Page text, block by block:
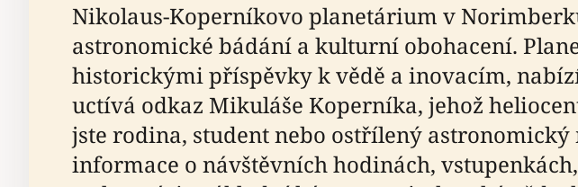
Nikolaus-Koperníkovo planetárium v
astronomické bádání a kulturní obohacení.
historickými příspěvky k vědě a inovacím,
uctívá odkaz Mikuláše Koperníka, jehož
jste rodina, student nebo ostřílený
informace o návštěvních hodinách,